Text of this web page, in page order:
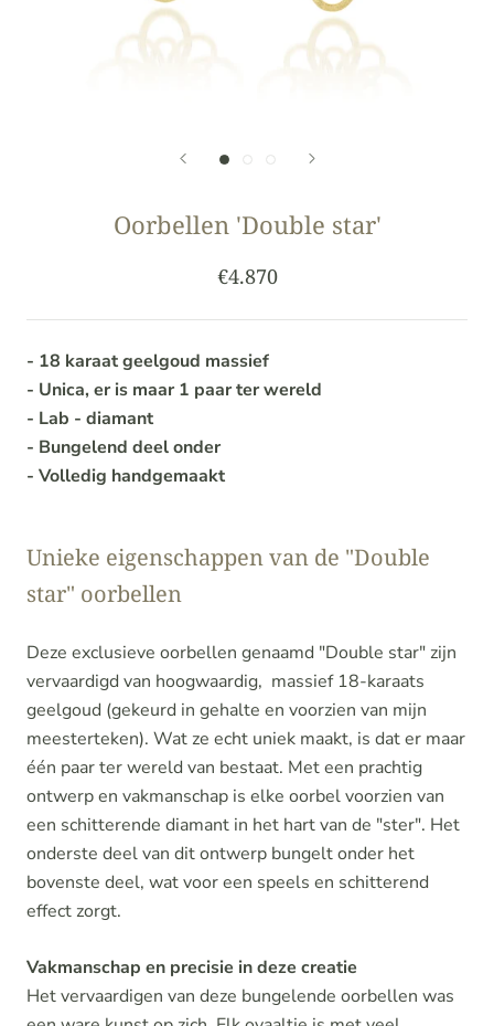
Oorbellen 'Double star'
€4.870
- 18 karaat geelgoud massief
- Unica, er is maar 1 paar ter wereld
- Lab - diamant
- Bungelend deel onder
- Volledig handgemaakt
Unieke eigenschappen van de "Double
star" oorbellen
Deze exclusieve oorbellen genaamd "Double star" zijn
vervaardigd van hoogwaardig, massief 18-karaats
geelgoud (gekeurd in gehalte en voorzien van mijn
meesterteken). Wat ze echt uniek maakt, is dat er maar
één paar ter wereld van bestaat. Met een prachtig
ontwerp en vakmanschap is elke oorbel voorzien van
een schitterende diamant in het hart van de "ster". Het
onderste deel van dit ontwerp bungelt onder het
bovenste deel, wat voor een speels en schitterend
effect zorgt.
Vakmanschap en precisie in deze creatie
Het vervaardigen van deze bungelende oorbellen was